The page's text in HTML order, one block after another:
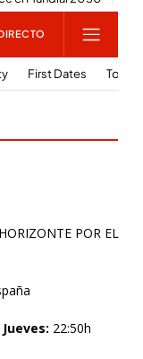
POR EL
Jueves: 22:50h